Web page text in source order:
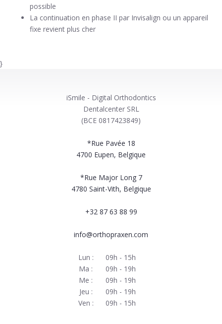
possible
La continuation en phase II par Invisalign ou un appareil
fixe revient plus cher
}
iSmile - Digital Orthodontics
Dentalcenter SRL
(BCE 0817423849)
*Rue Pavée 18
4700 Eupen, Belgique
*Rue Major Long 7
4780 Saint-Vith, Belgique
+32 87 63 88 99
info@orthopraxen.com
Lun :
09h - 15h
Ma :
09h - 19h
Me :
09h - 19h
Jeu :
09h - 19h
Ven :
09h - 15h